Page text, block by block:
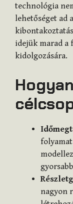
technológia
lehetőséget ad
idejük marad a
kidolgozására.
nagyon